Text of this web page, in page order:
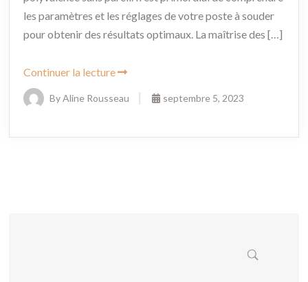
les paramètres et les réglages de votre poste à souder
pour obtenir des résultats optimaux. La maîtrise des […]
Continuer la lecture
By Aline Rousseau septembre 5, 2023